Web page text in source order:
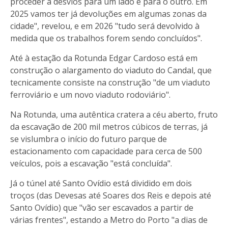
2025 vamos ter já devoluções em algumas zonas da
cidade", revelou, e em 2026 "tudo será devolvido à
medida que os trabalhos forem sendo concluídos".
Até à estação da Rotunda Edgar Cardoso está em
construção o alargamento do viaduto do Candal, que
tecnicamente consiste na construção "de um viaduto
ferroviário e um novo viaduto rodoviário".
Na Rotunda, uma autêntica cratera a céu aberto, fruto
da escavação de 200 mil metros cúbicos de terras, já
se vislumbra o início do futuro parque de
estacionamento com capacidade para cerca de 500
veículos, pois a escavação "está concluída".
Já o túnel até Santo Ovídio está dividido em dois
troços (das Devesas até Soares dos Reis e depois até
Santo Ovídio) que "vão ser escavados a partir de
várias frentes", estando a Metro do Porto "a dias de